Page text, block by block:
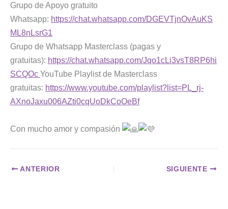
Grupo de Apoyo gratuito
Whatsapp: https://chat.whatsapp.com/DGEVTjnOvAuKS
ML8nLsrG1
Grupo de Whatsapp Masterclass (pagas y
gratuitas): https://chat.whatsapp.com/Jqo1cLi3vsT8RP6hi
SCQOc YouTube Playlist de Masterclass
gratuitas: https://www.youtube.com/playlist?list=PL_rj-
AXnoJaxu006AZti0cqUoDkCoOeBf
Con mucho amor y compasión
ANTERIOR SIGUIENTE